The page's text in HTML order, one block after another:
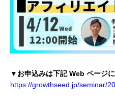
▼お申込みは下記 Web ページに
https://growthseed.jp/seminar/